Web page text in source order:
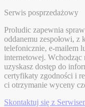
Serwis posprzedażowy
Proludic zapewnia
oddanemu zespołowi, z
telefonicznie, e-mailem
internetowej. Wchodząc
uzyskasz dostęp do
certyfikaty zgodności i
ci otrzymanie wyceny
Skontaktuj się z